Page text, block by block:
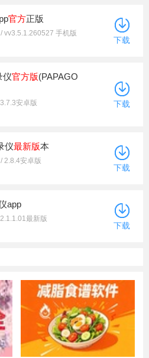
官方正版
vv3.5.1.260527 手机版
下载
仪官方版(PAPAGO
安卓版
下载
仪最新版本
2.8.4安卓版
下载
app
最新版
下载